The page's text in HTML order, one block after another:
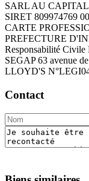
SARL AU CAPITAL
SIRET 809974769
CARTE
PREFECTURE
Responsabilité Civile
SEGAP 63 avenue
LLOYD'S
Contact